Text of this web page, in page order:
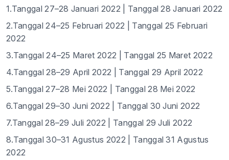
1.Tanggal 27–28 Januari 2022 | Tanggal 28 Januari 2022
2.Tanggal 24–25 Februari 2022 | Tanggal 25 Februari
2022
3.Tanggal 24–25 Maret 2022 | Tanggal 25 Maret 2022
4.Tanggal 28–29 April 2022 | Tanggal 29 April 2022
5.Tanggal 27–28 Mei 2022 | Tanggal 28 Mei 2022
6.Tanggal 29–30 Juni 2022 | Tanggal 30 Juni 2022
7.Tanggal 28–29 Juli 2022 | Tanggal 29 Juli 2022
8.Tanggal 30–31 Agustus 2022 | Tanggal 31 Agustus
2022